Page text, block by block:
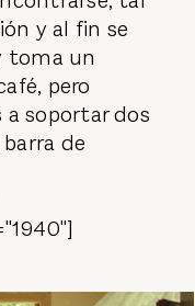
y al fin se
toma un
pero
soportar dos
de